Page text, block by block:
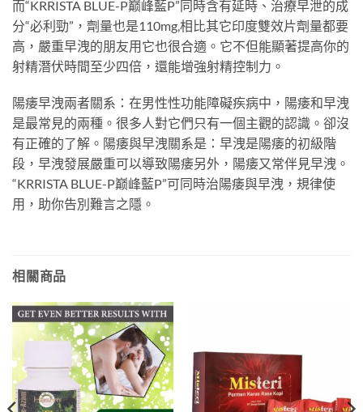
而“KRRISTA BLUE-P巅峰藍P”同時含有延時、治療早泄的成
分“必利勁”，劑量也是110mg,相比其它印度雙效片劑量都要
高，嚴重早洩的朋友用它也很合適。它不但能顯著提高你的
射精潛伏時間至少四倍，還能增強射精控制力。
陽痿早洩兩者關系：在男性性功能障礙疾病中，陽痿和早洩
是最常見的兩種。很多人對它們只有一個主觀的認識。卻沒
有正確的了解。陽痿與早洩關系是：早洩是陽痿的初級階
段，早洩發展嚴重可以導致陽痿另外，陽痿又常伴見早洩。
“KRRISTA BLUE-P巅峰藍P”可同時治陽痿與早洩，規律使
用，助你告別難言之隱。
相關商品